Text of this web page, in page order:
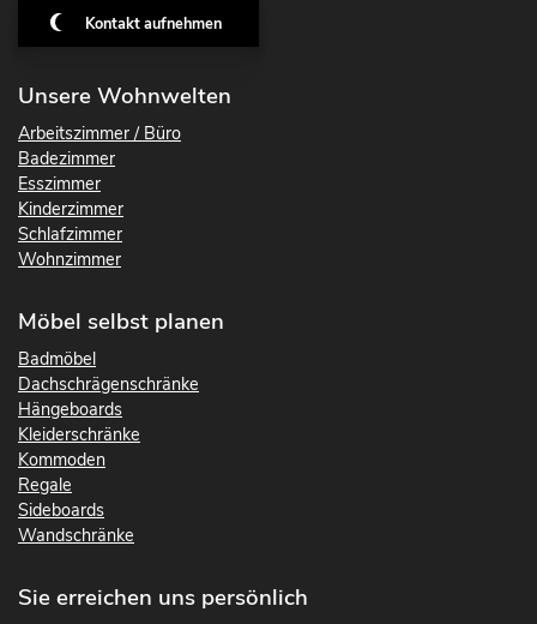
Kontakt aufnehmen
Unsere Wohnwelten
Arbeitszimmer / Büro
Badezimmer
Esszimmer
Kinderzimmer
Schlafzimmer
Wohnzimmer
Möbel selbst planen
Badmöbel
Dachschrägenschränke
Hängeboards
Kleiderschränke
Kommoden
Regale
Sideboards
Wandschränke
Sie erreichen uns persönlich